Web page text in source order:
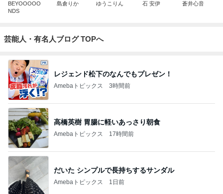
BEYOOOOO
NDS
島倉りか ゆうこりん 石 安伊 蒼井心音
芸能人・有名人ブログ TOPへ
レジェンド松下のなんでもプレゼン！
Amebaトピックス 3時間前
高橋英樹 胃腸に軽いあっさり朝食
Amebaトピックス 17時間前
だいた シンプルで長持ちするサンダル
Amebaトピックス 1日前